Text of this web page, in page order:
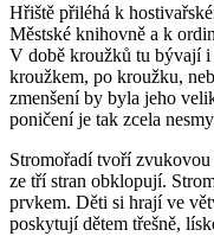
Hřiště přiléhá k
Městské knihovně a k
V době kroužků tu bývají i
kroužkem, po kroužku,
zmenšení by byla jeho
poničení je tak zcela
Stromořadí tvoří
ze tří stran obklopují.
prvkem. Děti si hrají ve
poskytují dětem třešně,